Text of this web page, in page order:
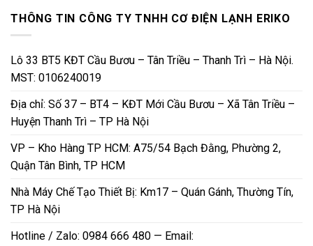
THÔNG TIN CÔNG TY TNHH CƠ ĐIỆN LẠNH ERIKO
Lô 33 BT5 KĐT Cầu Bươu – Tân Triều – Thanh Trì – Hà Nội.
MST: 0106240019
Địa chỉ: Số 37 – BT4 – KĐT Mới Cầu Bươu – Xã Tân Triều –
Huyện Thanh Trì – TP Hà Nội
VP – Kho Hàng TP HCM: A75/54 Bạch Đằng, Phường 2,
Quận Tân Bình, TP HCM
Nhà Máy Chế Tạo Thiết Bị: Km17 – Quán Gánh, Thường Tín,
TP Hà Nội
Hotline / Zalo: 0984 666 480 — Email: